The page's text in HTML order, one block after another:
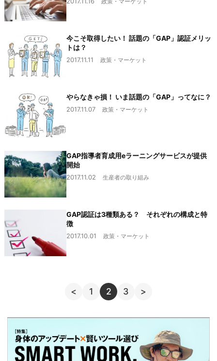
今こそ取得したい！ 話題の「GAP」認証メリッ
トは？
2017.11.11 政策・マーケット
やらなきゃ損！ いま話題の「GAP」ってなに？
2017.11.07 政策・マーケット
GAP指導者育成用eラーニングサービスが提供
開始
2017.11.02 生産者の取り組み
GAP認証は3種類ある？ それぞれの構成と特
徴
2017.10.01 政策・マーケット
< 1 2 3 >